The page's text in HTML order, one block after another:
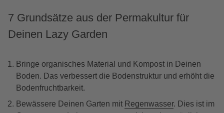
7 Grundsätze aus der Permakultur für
Deinen Lazy Garden
Bringe organisches Material und Kompost in Deinen
Boden. Das verbessert die Bodenstruktur und erhöht die
Bodenfruchtbarkeit.
Bewässere Deinen Garten mit Regenwasser. Dies ist im